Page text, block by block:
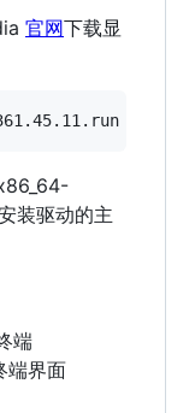
官网下载显
装驱动的主
端
端界面